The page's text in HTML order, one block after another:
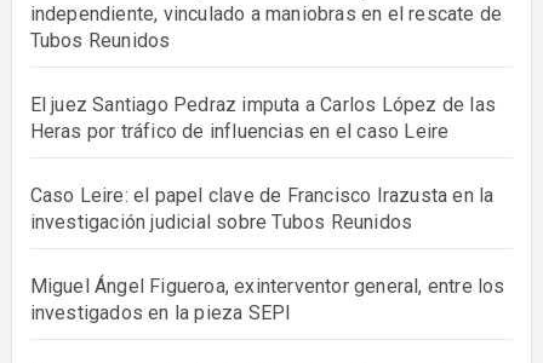
independiente, vinculado a maniobras en el rescate de
Tubos Reunidos
El juez Santiago Pedraz imputa a Carlos López de las
Heras por tráfico de influencias en el caso Leire
Caso Leire: el papel clave de Francisco Irazusta en la
investigación judicial sobre Tubos Reunidos
Miguel Ángel Figueroa, exinterventor general, entre los
investigados en la pieza SEPI